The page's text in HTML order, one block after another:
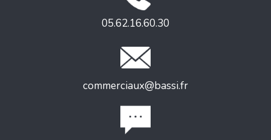
05.62.16.60.30
commerciaux@bassi.fr